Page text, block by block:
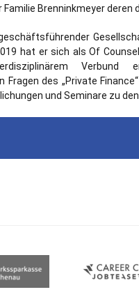
Brenninkmeyer deren
hat er sich als Of
Verbund
des „Private
und Seminare zu